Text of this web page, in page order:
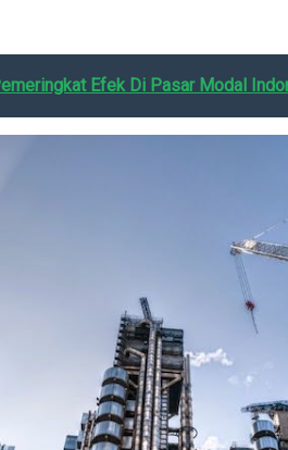
Efek Di Pasar Modal